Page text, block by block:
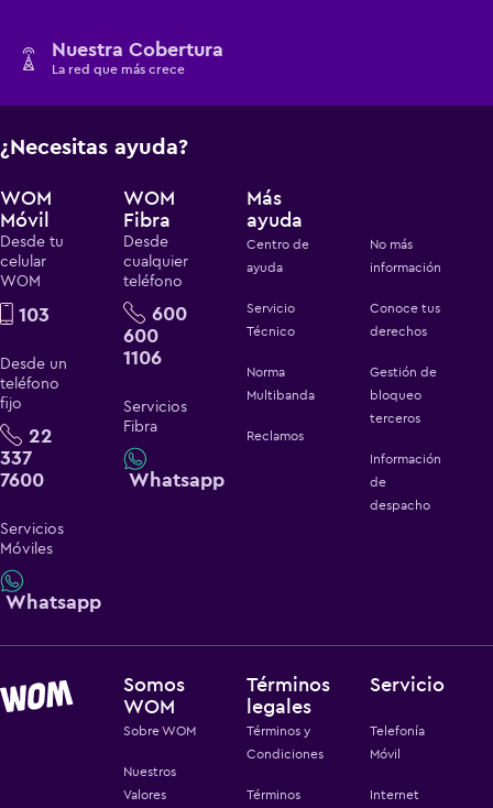
Nuestra Cobertura
La red que más crece
¿Necesitas ayuda?
WOM
Móvil
Desde tu
celular
WOM
103
Desde un
teléfono
fijo
22
337
7600
Servicios
Móviles
Whatsapp
WOM
Fibra
Desde
cualquier
teléfono
600
600
1106
Servicios
Fibra
Whatsapp
Más
ayuda
Centro de
ayuda
Servicio
Técnico
Norma
Multibanda
Reclamos
No más
información
Conoce tus
derechos
Gestión de
bloqueo
terceros
Información
de
despacho
Somos
WOM
Sobre WOM
Nuestros
Valores
Términos
legales
Términos y
Condiciones
Términos
Servicio
Telefonía
Móvil
Internet